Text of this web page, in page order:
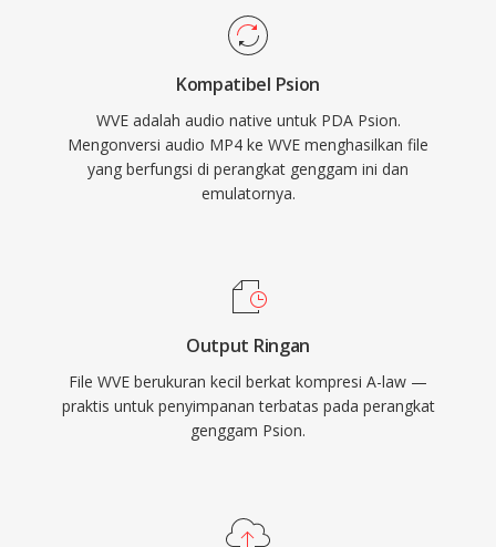
Kompatibel Psion
WVE adalah audio native untuk PDA Psion.
Mengonversi audio MP4 ke WVE menghasilkan file
yang berfungsi di perangkat genggam ini dan
emulatornya.
Output Ringan
File WVE berukuran kecil berkat kompresi A-law —
praktis untuk penyimpanan terbatas pada perangkat
genggam Psion.